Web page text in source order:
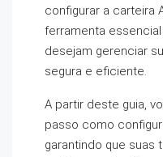
configurar a carteira
ferramenta
desejam gerenciar
segura e eficiente.
A partir deste guia,
passo como
garantindo que suas